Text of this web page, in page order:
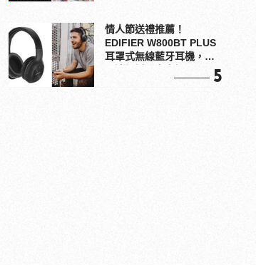
情人節送禮推薦！
EDIFIER W800BT PLUS
耳罩式無線藍牙耳機，在
5